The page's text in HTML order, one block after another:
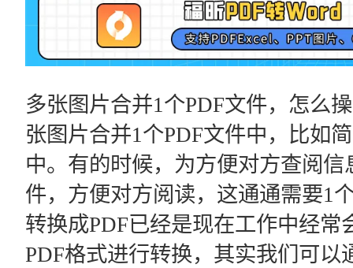
多张图片合并1个PDF文件，怎么
张图片合并1个PDF文件中，比如
中。有的时候，为方便对方查阅
件，方便对方阅读，这通通需要1
转换成PDF已经是现在工作中经
PDF格式进行转换，其实我们可以